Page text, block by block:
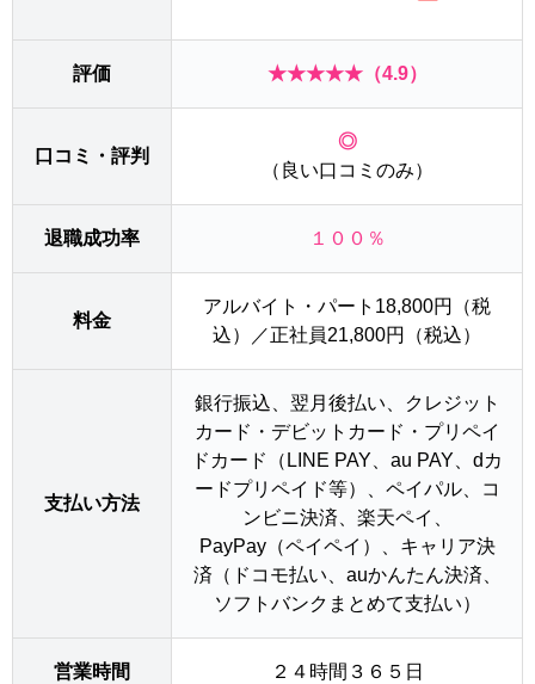
評価 ★★★★★（4.9）
口コミ・評判
◎
（良い口コミのみ）
退職成功率 １００％
料金
アルバイト・パート18,800円（税
込）／正社員21,800円（税込）
支払い方法
銀行振込、翌月後払い、クレジット
カード・デビットカード・プリペイ
ドカード（LINE PAY、au PAY、dカ
ードプリペイド等）、ペイパル、コ
ンビニ決済、楽天ペイ、
PayPay（ペイペイ）、キャリア決
済（ドコモ払い、auかんたん決済、
ソフトバンクまとめて支払い）
営業時間 ２４時間３６５日